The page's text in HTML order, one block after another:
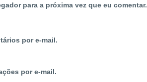
para a próxima vez que eu comentar.
por e-mail.
por e-mail.